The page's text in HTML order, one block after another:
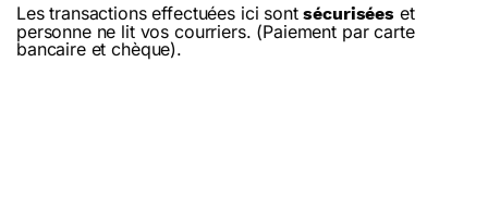
Les transactions effectuées ici sontsécurisées et
personne ne lit vos courriers. (Paiement par carte
bancaire et chèque).